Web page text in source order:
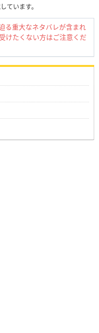
ています。
る重大なネタバレが含まれ
けたくない方はご注意くだ